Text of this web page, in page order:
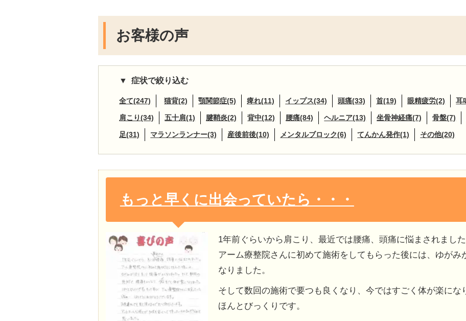
お客様の声
症状で絞り込む
全て(247) 猫背(2) 顎関節症(5) 痺れ(11) イップス(34) 頭痛(33) 首(19) 眼精疲労(2) 耳
肩こり(34) 五十肩(1) 腱鞘炎(2) 背中(12) 腰痛(84) ヘルニア(13) 坐骨神経痛(7) 骨盤(7)
足(31) マラソンランナー(3) 産後前後(10) メンタルブロック(6) てんかん発作(1) その他(20)
もっと早くに出会っていたら・・・
1年前ぐらいから肩こり、最近では腰痛、頭痛に悩まされました
アーム療整院さんに初めて施術をしてもらった後には、ゆがみ
なりました。
そして数回の施術で要つも良くなり、今ではすごく体が楽にな
ほんとびっくりです。